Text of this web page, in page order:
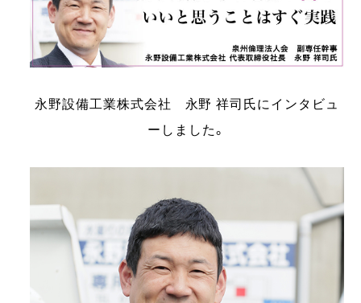
永野設備工業株式会社 永野 祥司氏にインタビュ
ーしました。